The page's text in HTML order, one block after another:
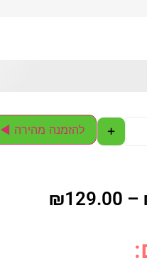
+ להזמנה מהירה ◄
–
₪129.00